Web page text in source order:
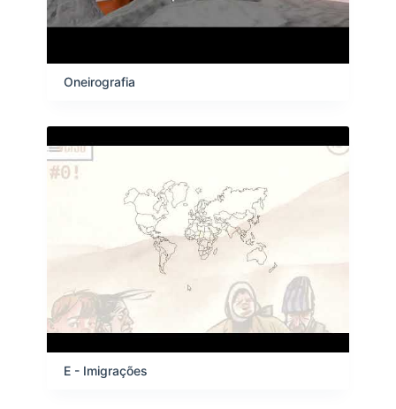
Oneirografia
E - Imigrações